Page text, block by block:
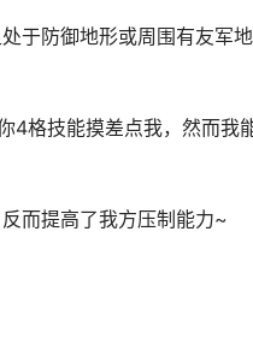
于防御地形或周围有友军地
4格技能摸差点我，然而我
而提高了我方压制能力~